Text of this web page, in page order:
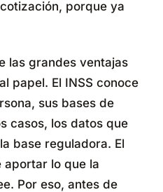
porque ya
las grandes ventajas
papel. El INSS conoce
sus bases de
casos, los datos que
base reguladora. El
aportar lo que la
Por eso, antes de